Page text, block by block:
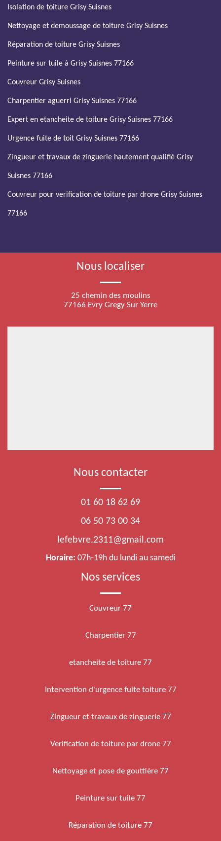
Isolation de toiture Grisy Suisnes
Nettoyage et demoussage de toiture Grisy Suisnes
Réparation de toiture Grisy Suisnes
Peinture sur tuile à Grisy Suisnes 77166
Couvreur Grisy Suisnes
Charpentier aguerri Grisy Suisnes 77166
Expert en etancheite de toiture Grisy Suisnes 77166
Urgence fuite de toit Grisy Suisnes 77166
Zingueur et travaux de zinguerie hautement qualifié Grisy
Suisnes 77166
Couvreur pour verification de toiture par drone Grisy Suisnes
77166
Nous localiser
25 chemin des moulins
77166 Evry Gregy Sur Yerre
Nous contacter
01 60 18 62 69
06 50 73 00 34
lefebvre.2311@gmail.com
Horaire: 07h-19h du lundi au samedi
Nos services
Couvreur 77
Charpentier 77
etancheite de toiture 77
Intervention d'urgence fuite toiture 77
Zingueur et travaux de zinguerie 77
Verification de toiture par drone 77
Nettoyage et pose de gouttière 77
Peinture sur tuile 77
Réparation de toiture 77